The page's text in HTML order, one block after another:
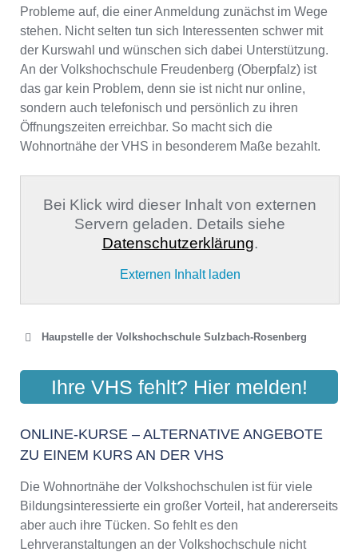
Probleme auf, die einer Anmeldung zunächst im Wege
stehen. Nicht selten tun sich Interessenten schwer mit
der Kurswahl und wünschen sich dabei Unterstützung.
An der Volkshochschule Freudenberg (Oberpfalz) ist
das gar kein Problem, denn sie ist nicht nur online,
sondern auch telefonisch und persönlich zu ihren
Öffnungszeiten erreichbar. So macht sich die
Wohnortnähe der VHS in besonderem Maße bezahlt.
Bei Klick wird dieser Inhalt von externen
Servern geladen. Details siehe
Datenschutzerklärung.
Externen Inhalt laden
Haupstelle der Volkshochschule Sulzbach-Rosenberg
VOLKSHOCHSCHULE
AMBERG-SULZBACH
Aktualisiert: August 2021
Ihre VHS fehlt? Hier melden!
ONLINE-KURSE – ALTERNATIVE ANGEBOTE
ZU EINEM KURS AN DER VHS
Die Wohnortnähe der Volkshochschulen ist für viele
Bildungsinteressierte ein großer Vorteil, hat andererseits
aber auch ihre Tücken. So fehlt es den
Lehrveranstaltungen an der Volkshochschule nicht